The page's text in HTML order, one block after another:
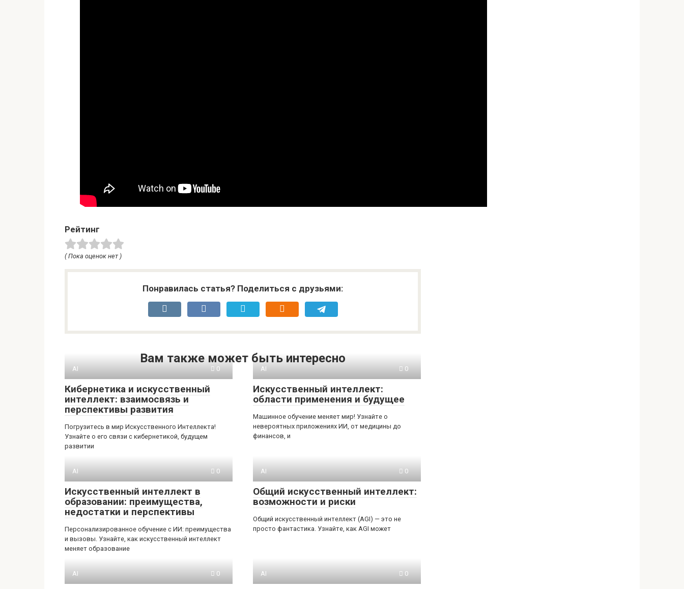
Рейтинг
( Пока оценок нет )
Понравилась статья? Поделиться с друзьями:
Вам также может быть интересно
AI 0
Кибернетика и искусственный
интеллект: взаимосвязь и
перспективы развития
Погрузитесь в мир Искусственного Интеллекта!
Узнайте о его связи с кибернетикой, будущем
развитии
AI 0
Искусственный интеллект:
области применения и будущее
Машинное обучение меняет мир! Узнайте о
невероятных приложениях ИИ, от медицины до
финансов, и
AI 0
Искусственный интеллект в
образовании: преимущества,
недостатки и перспективы
Персонализированное обучение с ИИ: преимущества
и вызовы. Узнайте, как искусственный интеллект
меняет образование
AI 0
Общий искусственный интеллект:
возможности и риски
Общий искусственный интеллект (AGI) — это не
просто фантастика. Узнайте, как AGI может
AI 0 AI 0